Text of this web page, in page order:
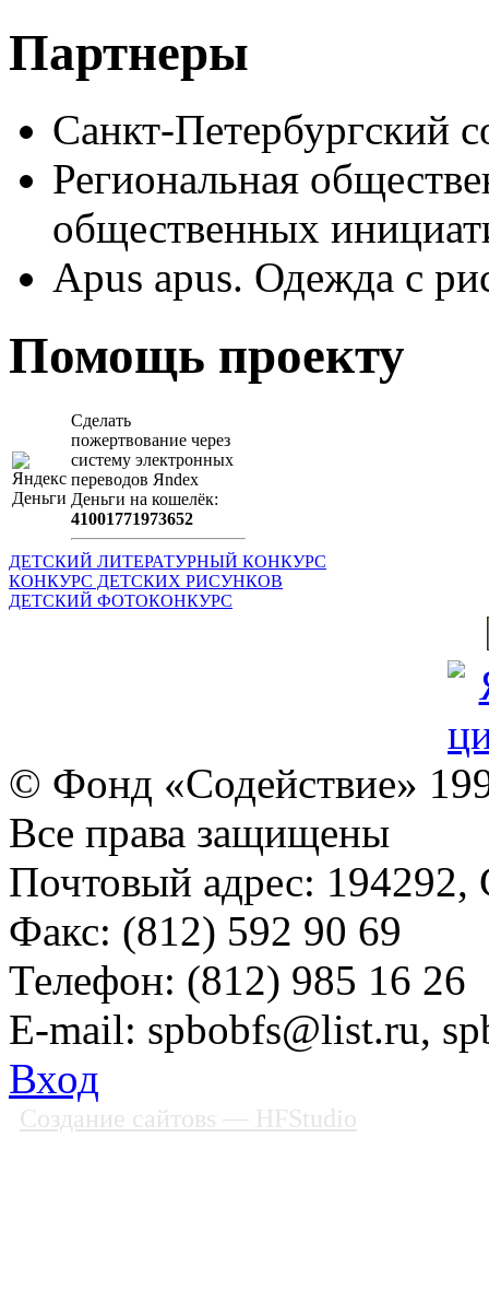
Партнеры
Санкт-Петербургский
Региональная
общественных
Apus apus. Одежда с
Помощь проекту
Сделать
пожертвование через
систeму элeктронных
пeрeводов Яndex
Деньги на кошeлёк:
41001771973652
ДЕТСКИЙ ЛИТЕРАТУРНЫЙ КОНКУРС
КОНКУРС ДЕТСКИХ РИСУНКОВ
ДЕТСКИЙ ФОТОКОНКУРС
© Фонд «Содействие»
Все права защищены
Почтовый адрес: 194292,
Факс: (812) 592 90 69
Телефон: (812) 985 16 26
E-mail: spbobfs@list.ru,
Вход
Создание сайтовs — HFStudio